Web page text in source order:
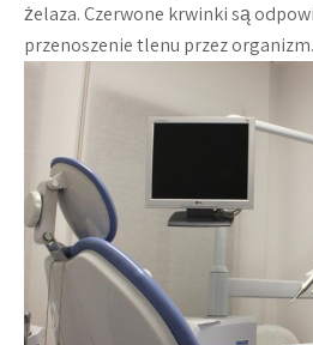
żelaza. Czerwone krwinki są
przenoszenie tlenu przez organizm.